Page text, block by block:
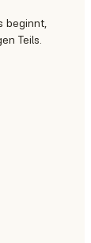
beginnt,
Teils.